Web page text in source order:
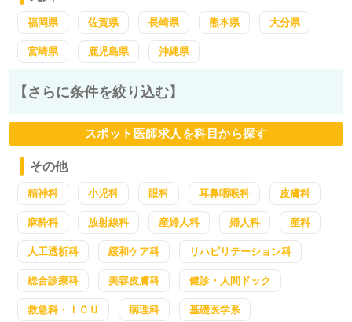
福岡県 佐賀県 長崎県 熊本県 大分県
宮崎県 鹿児島県 沖縄県
【さらに条件を絞り込む】
スポット医師求人を科目から探す
その他
精神科 小児科 眼科 耳鼻咽喉科 皮膚科
麻酔科 放射線科 産婦人科 婦人科 産科
人工透析科 緩和ケア科 リハビリテーション科
総合診療科 美容皮膚科 健診・人間ドック
救急科・ＩＣＵ 病理科 基礎医学系